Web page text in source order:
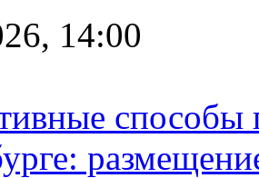
14:00
способы